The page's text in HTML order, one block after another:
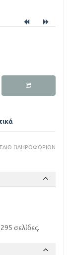
ΠΛΗΡΟΦΟΡΙΩΝ
σελίδες.